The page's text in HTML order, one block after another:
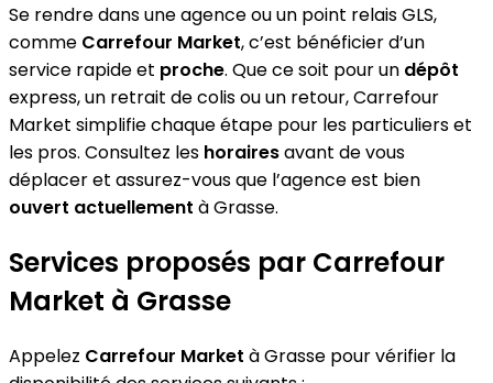
Se rendre dans une agence ou un point relais GLS,
comme Carrefour Market, c’est bénéficier d’un
service rapide et proche. Que ce soit pour un dépôt
express, un retrait de colis ou un retour, Carrefour
Market simplifie chaque étape pour les particuliers et
les pros. Consultez les horairesavant de vous
déplacer et assurez-vous que l’agence est bien
ouvert actuellement à Grasse.
Services proposés par Carrefour
Market à Grasse
Appelez Carrefour Market à Grasse pour vérifier la